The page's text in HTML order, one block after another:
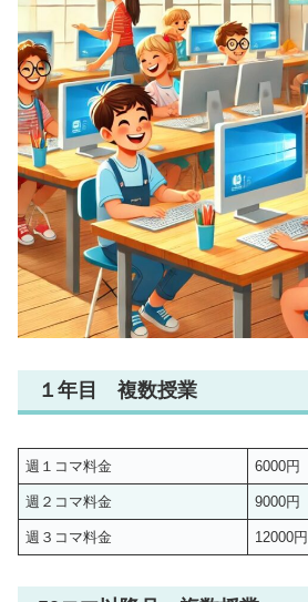
１年目 複数授業
週１コマ料金 6000円
週２コマ料金 9000円
週３コマ料金 12000円